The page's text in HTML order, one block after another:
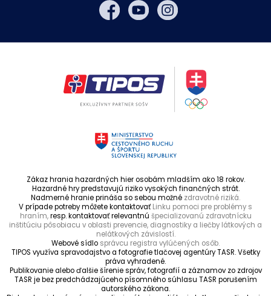
Zákaz hrania hazardných hier osobám mladším ako 18 rokov.
Hazardné hry predstavujú riziko vysokých finančných strát.
Nadmerné hranie prináša so sebou možné zdravotné riziká.
V prípade potreby môžete kontaktovaťLinku pomoci pre problémy s
hraním,resp. kontaktovať relevantnú špecializovanú zdravotnícku
inštitúciu pôsobiacu v oblasti prevencie, diagnostiky a liečby látkových a
nelátkových závislostí.
Webové sídlo správcu registra vylúčených osôb.
TIPOS využíva spravodajstvo a fotografie tlačovej agentúry TASR. Všetky
práva vyhradené.
Publikovanie alebo ďalšie šírenie správ, fotografií a záznamov zo zdrojov
TASR je bez predchádzajúceho písomného súhlasu TASR porušením
autorského zákona.